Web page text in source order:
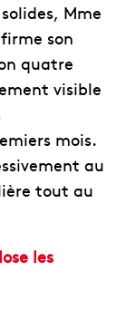
Mme
son
quatre
visible
mois.
au
tout au
les